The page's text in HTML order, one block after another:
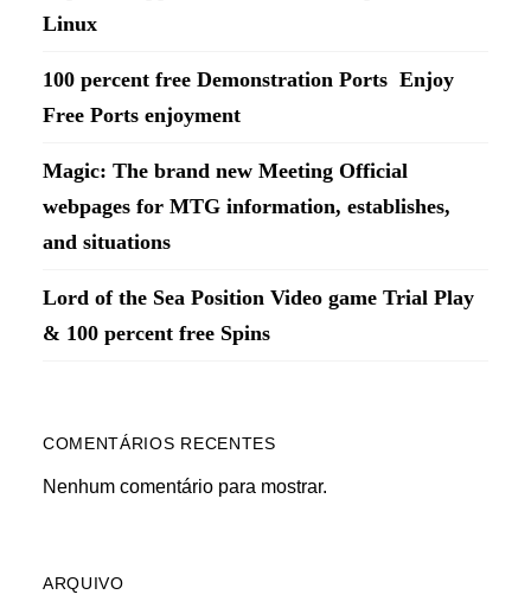
Linux
100 percent free Demonstration Ports ️ Enjoy
Free Ports enjoyment
Magic: The brand new Meeting Official
webpages for MTG information, establishes,
and situations
Lord of the Sea Position Video game Trial Play
& 100 percent free Spins
COMENTÁRIOS RECENTES
Nenhum comentário para mostrar.
ARQUIVO